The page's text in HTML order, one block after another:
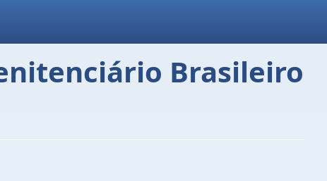
Brasileiro